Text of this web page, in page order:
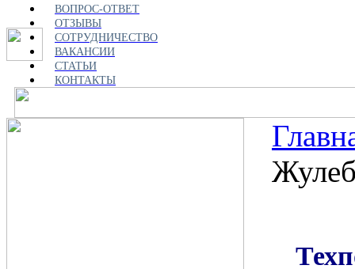
ВОПРОС-ОТВЕТ
ОТЗЫВЫ
СОТРУДНИЧЕСТВО
ВАКАНСИИ
СТАТЬИ
КОНТАКТЫ